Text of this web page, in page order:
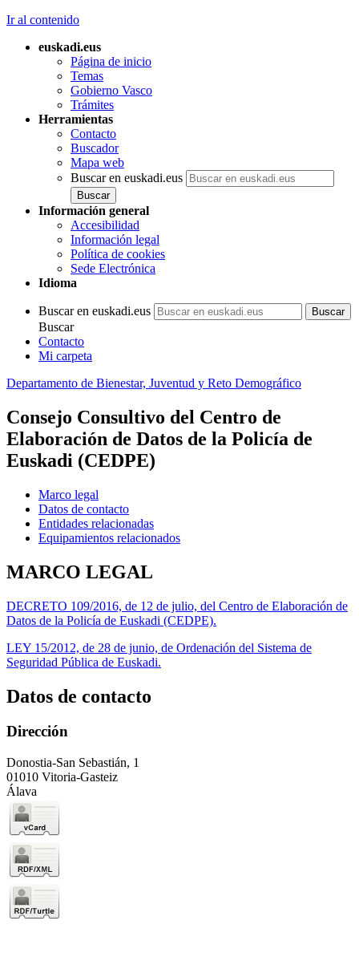
Ir al contenido
euskadi.eus
Página de inicio
Temas
Gobierno Vasco
Trámites
Herramientas
Contacto
Buscador
Mapa web
Buscar en euskadi.eus
Información general
Accesibilidad
Información legal
Política de cookies
Sede Electrónica
Idioma
Buscar en euskadi.eus
Buscar
Contacto
Mi carpeta
Departamento de Bienestar, Juventud y Reto Demográfico
Consejo Consultivo del Centro de
Elaboración de Datos de la Policía de
Euskadi (CEDPE)
Marco legal
Datos de contacto
Entidades relacionadas
Equipamientos relacionados
MARCO LEGAL
DECRETO 109/2016, de 12 de julio, del Centro de Elaboración de
Datos de la Policía de Euskadi (CEDPE).
LEY 15/2012, de 28 de junio, de Ordenación del Sistema de
Seguridad Pública de Euskadi.
Datos de contacto
Dirección
Donostia-San Sebastián, 1
01010 Vitoria-Gasteiz
Álava